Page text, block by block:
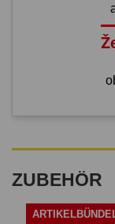
ZUBEHÖR